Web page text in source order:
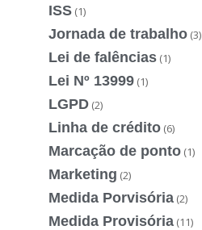
ISS (1)
Jornada de trabalho (3)
Lei de falências (1)
Lei Nº 13999 (1)
LGPD (2)
Linha de crédito (6)
Marcação de ponto (1)
Marketing (2)
Medida Porvisória (2)
Medida Provisória (11)